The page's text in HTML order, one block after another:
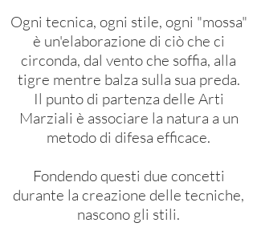
Ogni tecnica, ogni stile, ogni "mossa"
è un'elaborazione di ciò che ci
circonda, dal vento che soffia, alla
tigre mentre balza sulla sua preda.
Il punto di partenza delle Arti
Marziali è associare la natura a un
metodo di difesa efficace.
Fondendo questi due concetti
durante la creazione delle tecniche,
nascono gli stili.